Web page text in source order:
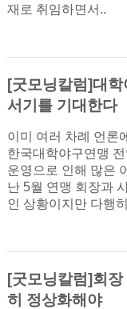
재로 취임하면서..
[굿모닝칼럼]대
서기를 기대한다
이미 여러 차례 언론
한국대학야구연맹
운영으로 인해 많은
난 5월 연맹 회장과
인 상황이지만 다행
[굿모닝칼럼]회
히 정상화해야